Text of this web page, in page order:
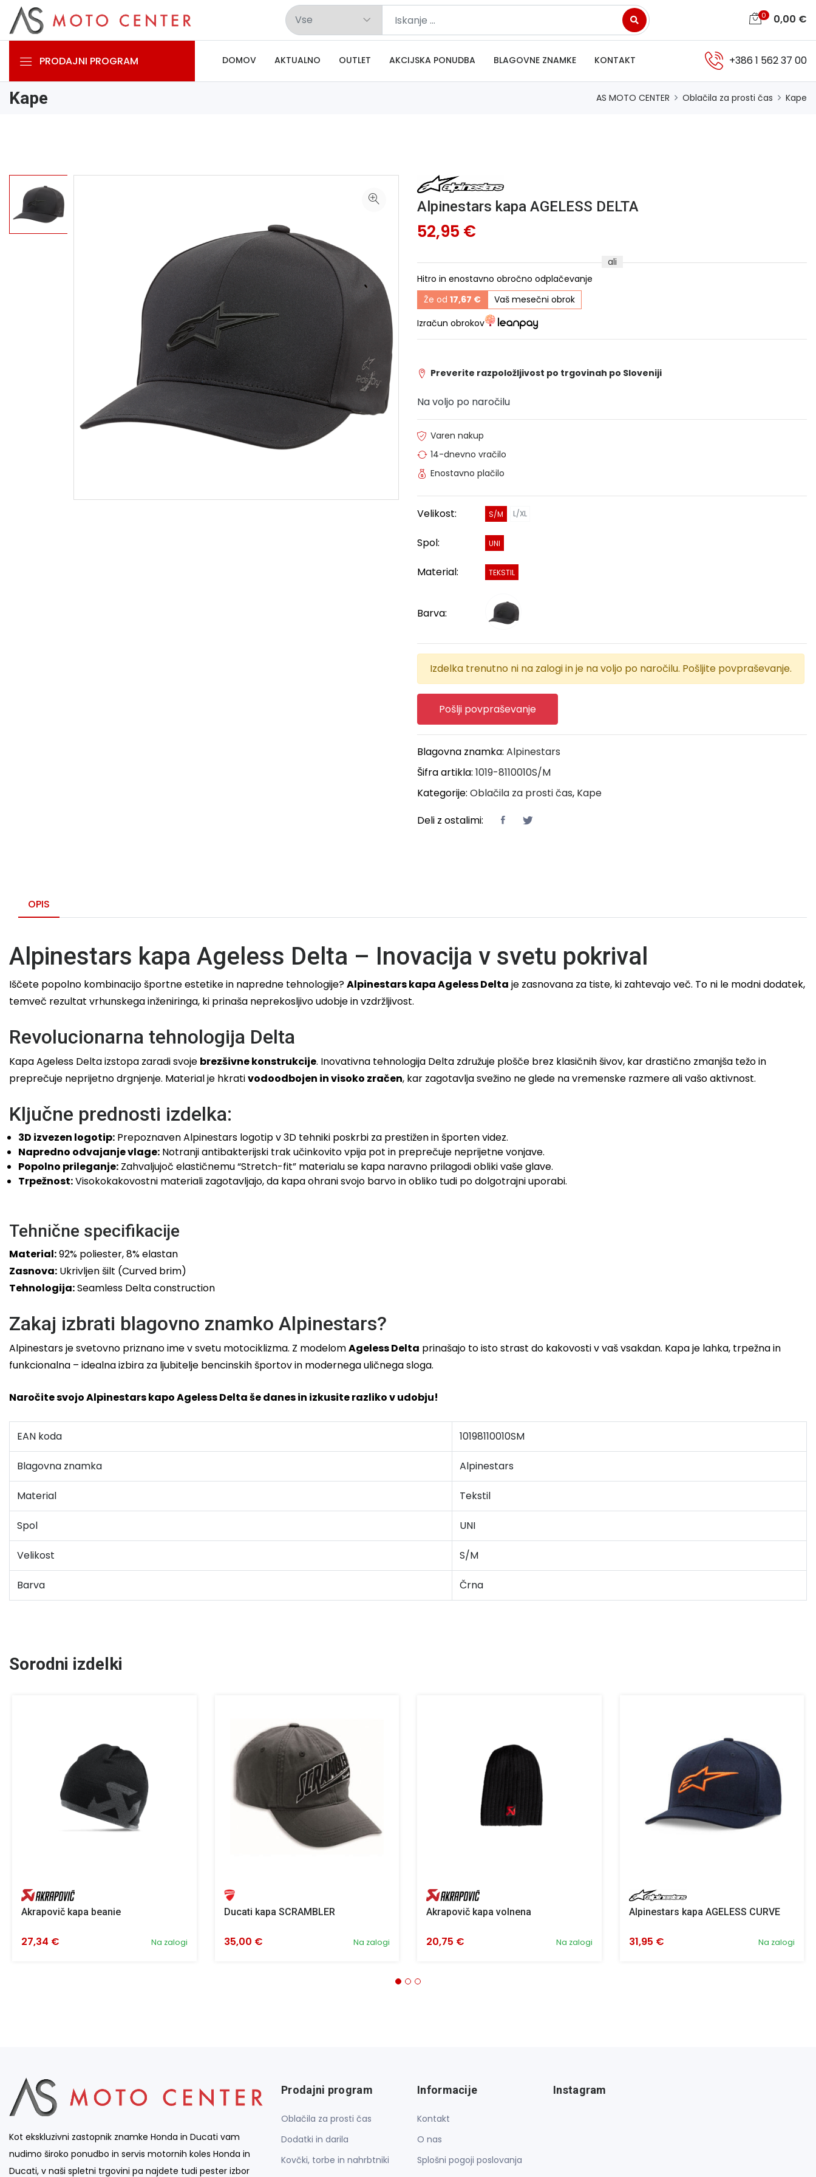
0 0,00 €
PRODAJNI PROGRAM DOMOV AKTUALNO OUTLET AKCIJSKA PONUDBA BLAGOVNE ZNAMKE KONTAKT +386 1 562 37 00
Kape AS MOTO CENTER Oblačila za prosti čas Kape
Alpinestars kapa AGELESS DELTA
52,95 €
ali
Hitro in enostavno obročno odplačevanje
Že od 17,67 €
Vaš mesečni obrok
Izračun obrokov
Preverite razpoložljivost po trgovinah po Sloveniji
Na voljo po naročilu
Varen nakup
14-dnevno vračilo
Enostavno plačilo
Velikost: S/M L/XL
Spol: UNI
Material: TEKSTIL
Barva:
Izdelka trenutno ni na zalogi in je na voljo po naročilu. Pošljite povpraševanje.
Pošlji povpraševanje
Blagovna znamka: Alpinestars
Šifra artikla: 1019-8110010S/M
Kategorije: Oblačila za prosti čas, Kape
Deli z ostalimi:
OPIS
Alpinestars kapa Ageless Delta – Inovacija v svetu pokrival
Iščete popolno kombinacijo športne estetike in napredne tehnologije?Alpinestars kapa Ageless Delta je zasnovana za tiste, ki zahtevajo več. To ni le modni dodatek,
temveč rezultat vrhunskega inženiringa, ki prinaša neprekosljivo udobje in vzdržljivost.
Revolucionarna tehnologija Delta
Kapa Ageless Delta izstopa zaradi svoje brezšivne konstrukcije. Inovativna tehnologija Delta združuje plošče brez klasičnih šivov, kar drastično zmanjša težo in
preprečuje neprijetno drgnjenje. Material je hkrativodoodbojen in visoko zračen, kar zagotavlja svežino ne glede na vremenske razmere ali vašo aktivnost.
Ključne prednosti izdelka:
3D izvezen logotip: Prepoznaven Alpinestars logotip v 3D tehniki poskrbi za prestižen in športen videz.
Napredno odvajanje vlage: Notranji antibakterijski trak učinkovito vpija pot in preprečuje neprijetne vonjave.
Popolno prileganje: Zahvaljujoč elastičnemu “Stretch-fit” materialu se kapa naravno prilagodi obliki vaše glave.
Trpežnost:Visokokakovostni materiali zagotavljajo, da kapa ohrani svojo barvo in obliko tudi po dolgotrajni uporabi.
Tehnične specifikacije
Material:92% poliester, 8% elastan
Zasnova: Ukrivljen šilt (Curved brim)
Tehnologija:Seamless Delta construction
Zakaj izbrati blagovno znamko Alpinestars?
Alpinestars je svetovno priznano ime v svetu motociklizma. Z modelomAgeless Delta prinašajo to isto strast do kakovosti v vaš vsakdan. Kapa je lahka, trpežna in
funkcionalna – idealna izbira za ljubitelje bencinskih športov in modernega uličnega sloga.
Naročite svojo Alpinestars kapo Ageless Delta še danes in izkusite razliko v udobju!
EAN koda 10198110010SM
Blagovna znamka Alpinestars
Material Tekstil
Spol UNI
Velikost S/M
Barva Črna
Sorodni izdelki
Akrapovič kapa beanie
Na zalogi
27,34 €
Ducati kapa SCRAMBLER
Na zalogi
35,00 €
Akrapovič kapa volnena
Na zalogi
20,75 €
Alpinestars kapa AGELESS CURVE
Na zalogi
31,95 €
Kot ekskluzivni zastopnik znamke Honda in Ducati vam
nudimo široko ponudbo in servis motornih koles Honda in
Ducati, v naši spletni trgovini pa najdete tudi pester izbor
Prodajni program
Oblačila za prosti čas
Dodatki in darila
Kovčki, torbe in nahrbtniki
Informacije
Kontakt
O nas
Splošni pogoji poslovanja
Instagram